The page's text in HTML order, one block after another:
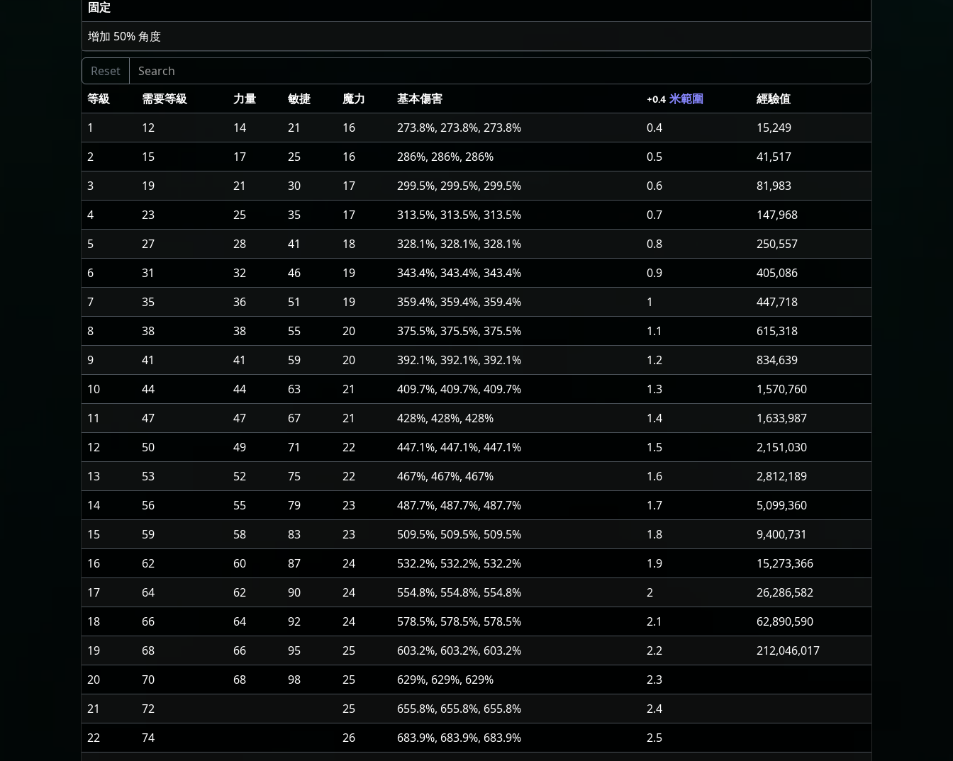
固定
增加 50% 角度
等級 需要等級 力量 敏捷 魔力 基本傷害 +0.4 米範圍
經驗值
1
12 14 21 16 273.8%, 273.8%, 273.8% 0.4
15,249
2
15 17 25 16 286%, 286%, 286% 0.5
41,517
3
19 21 30 17 299.5%, 299.5%, 299.5% 0.6
81,983
4
23 25 35 17 313.5%, 313.5%, 313.5% 0.7
147,968
5
27 28 41 18 328.1%, 328.1%, 328.1% 0.8
250,557
6
31 32 46 19 343.4%, 343.4%, 343.4% 0.9
405,086
7
35 36 51 19 359.4%, 359.4%, 359.4% 1
447,718
8
38 38 55 20 375.5%, 375.5%, 375.5% 1.1
615,318
9
41 41 59 20 392.1%, 392.1%, 392.1% 1.2
834,639
10
44 44 63 21 409.7%, 409.7%, 409.7% 1.3
1,570,760
11
47 47 67 21 428%, 428%, 428% 1.4
1,633,987
12
50 49 71 22 447.1%, 447.1%, 447.1% 1.5
2,151,030
13
53 52 75 22 467%, 467%, 467% 1.6
2,812,189
14
56 55 79 23 487.7%, 487.7%, 487.7% 1.7
5,099,360
15
59 58 83 23 509.5%, 509.5%, 509.5% 1.8
9,400,731
16
62 60 87 24 532.2%, 532.2%, 532.2% 1.9
15,273,366
17
64 62 90 24 554.8%, 554.8%, 554.8% 2
26,286,582
18
66 64 92 24 578.5%, 578.5%, 578.5% 2.1
62,890,590
19
68 66 95 25 603.2%, 603.2%, 603.2% 2.2
212,046,017
20
70 68 98 25 629%, 629%, 629%
2.3
21
72 25 655.8%, 655.8%, 655.8%
2.4
22
74 26 683.9%, 683.9%, 683.9%
2.5